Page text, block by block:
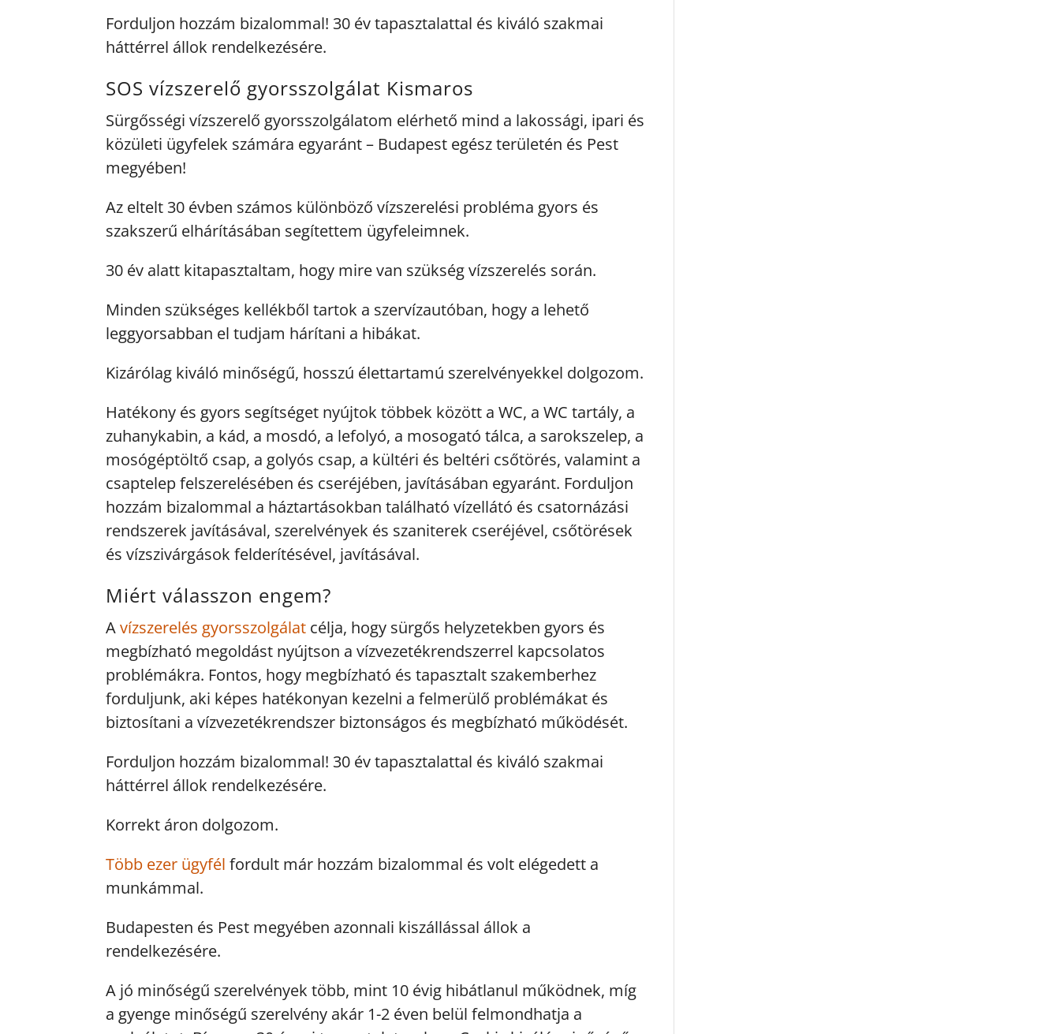
Forduljon hozzám bizalommal! 30 év tapasztalattal és kiváló szakmai
háttérrel állok rendelkezésére.
SOS vízszerelő gyorsszolgálat Kismaros
Sürgősségi vízszerelő gyorsszolgálatom elérhető mind a lakossági, ipari és
közületi ügyfelek számára egyaránt – Budapest egész területén és Pest
megyében!
Az eltelt 30 évben számos különböző vízszerelési probléma gyors és
szakszerű elhárításában segítettem ügyfeleimnek.
30 év alatt kitapasztaltam, hogy mire van szükség vízszerelés során.
Minden szükséges kellékből tartok a szervízautóban, hogy a lehető
leggyorsabban el tudjam hárítani a hibákat.
Kizárólag kiváló minőségű, hosszú élettartamú szerelvényekkel dolgozom.
Hatékony és gyors segítséget nyújtok többek között a WC, a WC tartály, a
zuhanykabin, a kád, a mosdó, a lefolyó, a mosogató tálca, a sarokszelep, a
mosógéptöltő csap, a golyós csap, a kültéri és beltéri csőtörés, valamint a
csaptelep felszerelésében és cseréjében, javításában egyaránt. Forduljon
hozzám bizalommal a háztartásokban található vízellátó és csatornázási
rendszerek javításával, szerelvények és szaniterek cseréjével, csőtörések
és vízszivárgások felderítésével, javításával.
Miért válasszon engem?
Avízszerelés gyorsszolgálat célja, hogy sürgős helyzetekben gyors és
megbízható megoldást nyújtson a vízvezetékrendszerrel kapcsolatos
problémákra. Fontos, hogy megbízható és tapasztalt szakemberhez
forduljunk, aki képes hatékonyan kezelni a felmerülő problémákat és
biztosítani a vízvezetékrendszer biztonságos és megbízható működését.
Forduljon hozzám bizalommal! 30 év tapasztalattal és kiváló szakmai
háttérrel állok rendelkezésére.
Korrekt áron dolgozom.
Több ezer ügyfél fordult már hozzám bizalommal és volt elégedett a
munkámmal.
Budapesten és Pest megyében azonnali kiszállással állok a
rendelkezésére.
A jó minőségű szerelvények több, mint 10 évig hibátlanul működnek, míg
a gyenge minőségű szerelvény akár 1-2 éven belül felmondhatja a